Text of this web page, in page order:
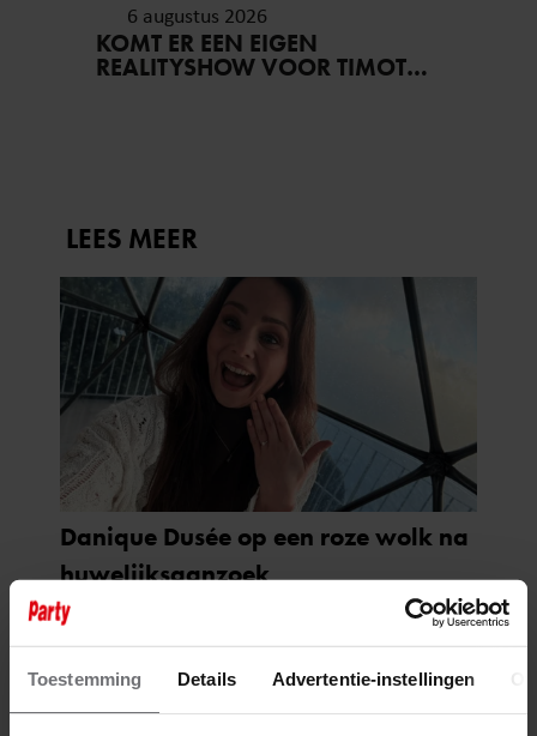
Toestemming Details Advertentie-instellingen
6 augustus 2026
KOMT ER EEN EIGEN
REALITYSHOW VOOR TIMOTHY